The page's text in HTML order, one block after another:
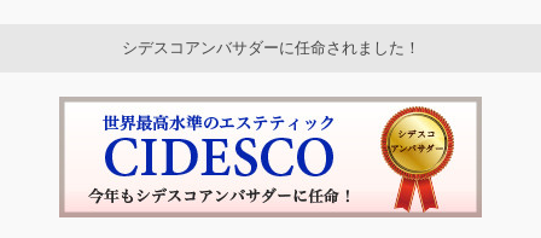
シデスコアンバサダーに任命されました！